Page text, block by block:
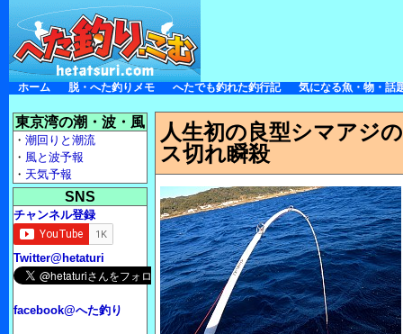
ホーム 脱・へた釣りメモ へたでも釣れた釣行記 気になる魚・物・話
人生初の良型シマアジ
ス切れ瞬殺
東京湾の潮・波・風
・ 潮回りと潮流
・ 風と波予報
・ 天気予報
SNS
チャンネル登録
Twitter@hetaturi
facebook@へた釣り